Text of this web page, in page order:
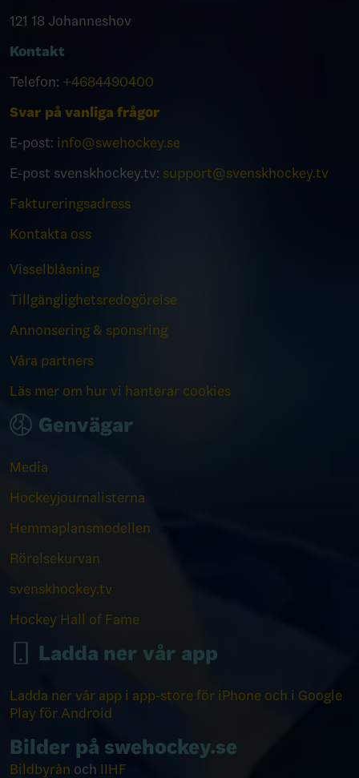
121 18 Johanneshov
Kontakt
Telefon: +4684490400
Svar på vanliga frågor
E-post: info@swehockey.se
E-post svenskhockey.tv: support@svenskhockey.tv
Faktureringsadress
Kontakta oss
Visselblåsning
Tillgänglighetsredogörelse
Annonsering & sponsring
Våra partners
Läs mer om hur vi hanterar cookies
Genvägar
Media
Hockeyjournalisterna
Hemmaplansmodellen
Rörelsekurvan
svenskhockey.tv
Hockey Hall of Fame
Ladda ner vår app
Ladda ner vår app i app-store för iPhone och i Google
Play för Android
Bilder på swehockey.se
Bildbyrån och IIHF